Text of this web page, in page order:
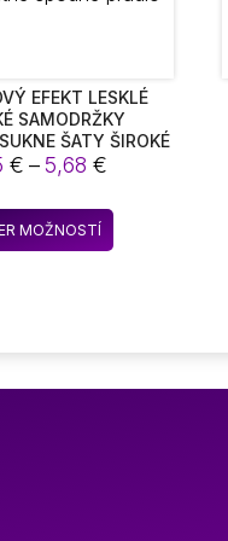
EFEKT LESKLÉ
SAMODRŽKY
ŠATY ŠIROKÉ
HODVÁB SEXY
PÁSKOU ŽENY
SPODNÉ
PRÁDLO
€ – 5,68€
5,65 €
through
MOŽNOSTÍ
Tento
produkt
Možnosti